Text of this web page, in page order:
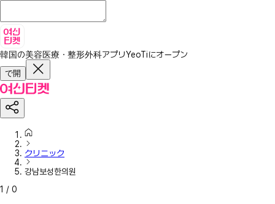
韓国の美容医療・整形外科アプリYeoTiにオープン
で開
クリニック
강남보성한의원
1 / 0